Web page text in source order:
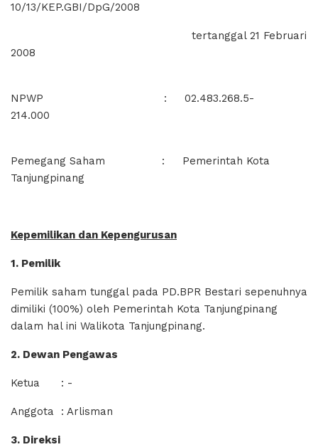
10/13/KEP.GBI/DpG/2008
tertanggal 21 Februari
2008
NPWP : 02.483.268.5-
214.000
Pemegang Saham : Pemerintah Kota
Tanjungpinang
Kepemilikan dan Kepengurusan
1. Pemilik
Pemilik saham tunggal pada PD.BPR Bestari sepenuhnya
dimiliki (100%) oleh Pemerintah Kota Tanjungpinang
dalam hal ini Walikota Tanjungpinang.
2. Dewan Pengawas
Ketua : -
Anggota : Arlisman
3. Direksi